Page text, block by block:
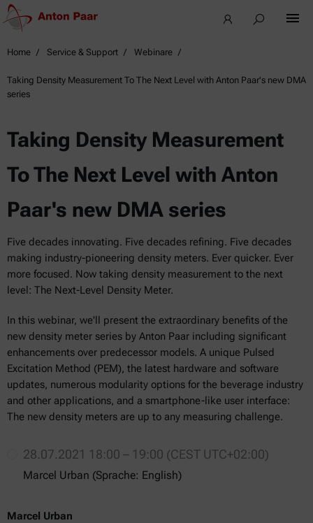
Home Service & Support Webinare
Taking Density Measurement To The Next Level with Anton Paar's new DMA
series
Taking Density Measurement
To The Next Level with Anton
Paar's new DMA series
Five decades innovating. Five decades refining. Five decades
making industry-pioneering density meters. Ever quicker. Ever
more focused. Now taking density measurement to the next
level: The Next-Level Density Meter.
In this webinar, we'll present the extraordinary benefits of the
new density meter series by Anton Paar including significant
enhancements over predecessor models. A unique Pulsed
Excitation Method (PEM), the latest hardware and software
updates, numerous modularity options for the beverage industry
and other applications, and a smartphone-like user interface:
The new density meters are up to any measuring challenge.
28.07.2021 18:00 – 19:00 (CEST UTC+02:00)
Marcel Urban (Sprache: English)
Marcel Urban